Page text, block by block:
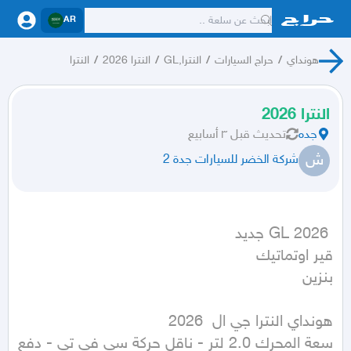
AR
هونداي / حراج السيارات / النترا,GL / النترا 2026 / النترا
النترا 2026
جده تحديث قبل ٣ أسابيع
ش شركة الخضر للسيارات جدة 2
بنزين